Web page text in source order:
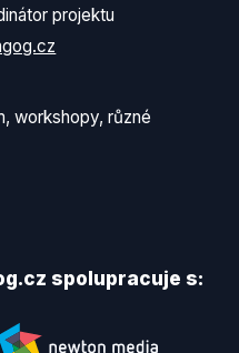
projektu
workshopy, různé
spolupracuje s: